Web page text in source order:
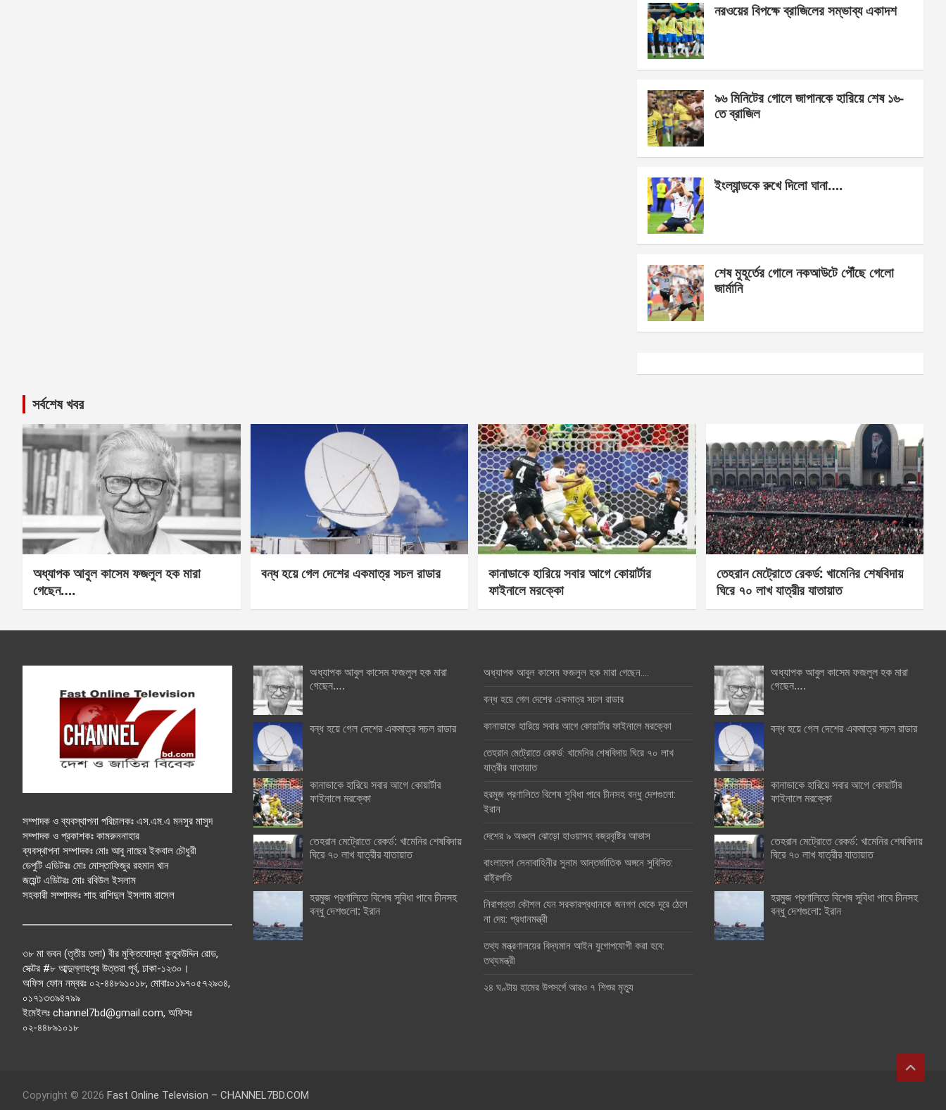
b
o
o
k
n
g
er
s
e
নরওয়ের বিপক্ষে ব্রাজিলের সম্ভাব্য একাদশ
৯৬ মিনিটের গোলে জাপানকে হারিয়ে শেষ ১৬-
তে ব্রাজিল
ইংল্যান্ডকে রুখে দিলো ঘানা….
শেষ মুহূর্তের গোলে নকআউটে পৌঁছে গেলো
জার্মানি
সর্বশেষ খবর
অধ্যাপক আবুল কাসেম ফজলুল হক মারা
গেছেন….
বন্ধ হয়ে গেল দেশের একমাত্র সচল রাডার
কানাডাকে হারিয়ে সবার আগে কোয়ার্টার
ফাইনালে মরক্কো
তেহরান মেট্রোতে রেকর্ড: খামেনির শেষবিদায়
ঘিরে ৭০ লাখ যাত্রীর যাতায়াত
সম্পাদক ও ব্যবস্থাপনা পরিচালকঃ এস.এম.এ মনসুর মাসুদ
সম্পাদক ও প্রকাশকঃ কামরুননাহার
ব্যবস্থাপনা সম্পাদকঃ মোঃ আবু নাছের ইকবাল চৌধুরী
ডেপুটি এডিটরঃ মোঃ মোস্তাফিজুর রহমান খান
জয়েন্ট এডিটরঃ মোঃ রবিউল ইসলাম
সহকারী সম্পাদকঃ শাহ রাশিদুল ইসলাম রাসেল
৩৮ মা ভবন (তৃতীয় তলা) বীর মুক্তিযোদ্ধা কুতুবউদ্দিন রোড,
সেক্টর #৮ আব্দুল্লাহপুর উত্তরা পূর্ব, ঢাকা-১২৩০।
অফিস ফোন নম্বরঃ ০২-৪৪৮৯১০১৮, মোবাঃ০১৯৭০৫৭২৯৩৪,
০১৭১৩৩৯৪৭৯৯
ইমেইলঃ channel7bd@gmail.com, অফিসঃ
০২-৪৪৮৯১০১৮
অধ্যাপক আবুল কাসেম ফজলুল হক মারা
গেছেন….
বন্ধ হয়ে গেল দেশের একমাত্র সচল রাডার
কানাডাকে হারিয়ে সবার আগে কোয়ার্টার
ফাইনালে মরক্কো
তেহরান মেট্রোতে রেকর্ড: খামেনির শেষবিদায়
ঘিরে ৭০ লাখ যাত্রীর যাতায়াত
হরমুজ প্রণালিতে বিশেষ সুবিধা পাবে চীনসহ
বন্ধু দেশগুলো: ইরান
অধ্যাপক আবুল কাসেম ফজলুল হক মারা গেছেন….
বন্ধ হয়ে গেল দেশের একমাত্র সচল রাডার
কানাডাকে হারিয়ে সবার আগে কোয়ার্টার ফাইনালে মরক্কো
তেহরান মেট্রোতে রেকর্ড: খামেনির শেষবিদায় ঘিরে ৭০ লাখ
যাত্রীর যাতায়াত
হরমুজ প্রণালিতে বিশেষ সুবিধা পাবে চীনসহ বন্ধু দেশগুলো:
ইরান
দেশের ৯ অঞ্চলে ঝোড়ো হাওয়াসহ বজ্রবৃষ্টির আভাস
বাংলাদেশ সেনাবাহিনীর সুনাম আন্তর্জাতিক অঙ্গনে সুবিদিত:
রাষ্ট্রপতি
নিরাপত্তা কৌশল যেন সরকারপ্রধানকে জনগণ থেকে দূরে ঠেলে
না দেয়: প্রধানমন্ত্রী
তথ্য মন্ত্রণালয়ের বিদ্যমান আইন যুগোপযোগী করা হবে:
তথ্যমন্ত্রী
২৪ ঘণ্টায় হামের উপসর্গে আরও ৭ শিশুর মৃত্যু
অধ্যাপক আবুল কাসেম ফজলুল হক মারা
গেছেন….
বন্ধ হয়ে গেল দেশের একমাত্র সচল রাডার
কানাডাকে হারিয়ে সবার আগে কোয়ার্টার
ফাইনালে মরক্কো
তেহরান মেট্রোতে রেকর্ড: খামেনির শেষবিদায়
ঘিরে ৭০ লাখ যাত্রীর যাতায়াত
হরমুজ প্রণালিতে বিশেষ সুবিধা পাবে চীনসহ
বন্ধু দেশগুলো: ইরান
Copyright © 2026 Fast Online Television – CHANNEL7BD.COM